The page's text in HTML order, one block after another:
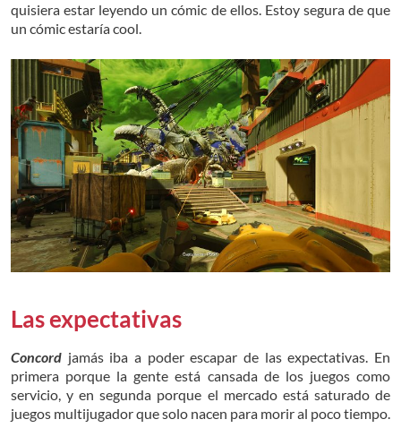
quisiera estar leyendo un cómic de ellos. Estoy segura de que
un cómic estaría cool.
Las expectativas
Concord jamás iba a poder escapar de las expectativas. En
primera porque la gente está cansada de los juegos como
servicio, y en segunda porque el mercado está saturado de
juegos multijugador que solo nacen para morir al poco tiempo.